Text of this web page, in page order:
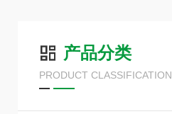
产品分类
PRODUCT CLASSIFICATION